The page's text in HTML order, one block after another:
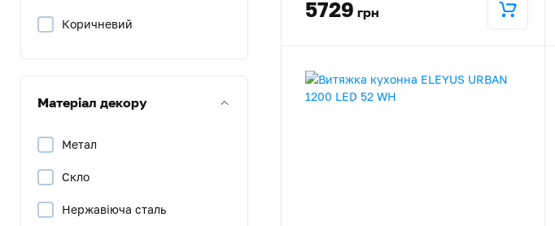
Коричневий
Матеріал декору
Метал
Скло
Нержавіюча сталь
5729 грн